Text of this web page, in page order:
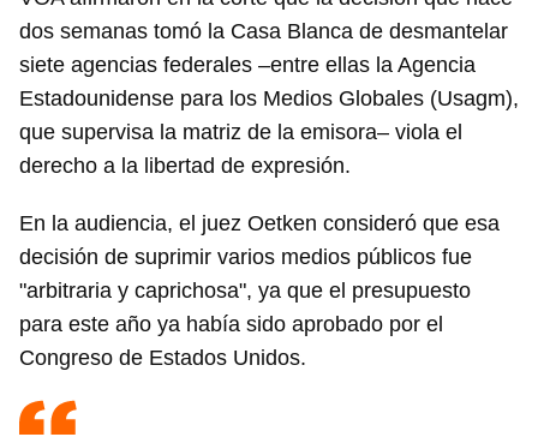
dos semanas tomó la Casa Blanca de desmantelar
siete agencias federales –entre ellas la Agencia
Estadounidense para los Medios Globales (Usagm),
que supervisa la matriz de la emisora– viola el
derecho a la libertad de expresión.
En la audiencia, el juez Oetken consideró que esa
decisión de suprimir varios medios públicos fue
"arbitraria y caprichosa", ya que el presupuesto
para este año ya había sido aprobado por el
Congreso de Estados Unidos.